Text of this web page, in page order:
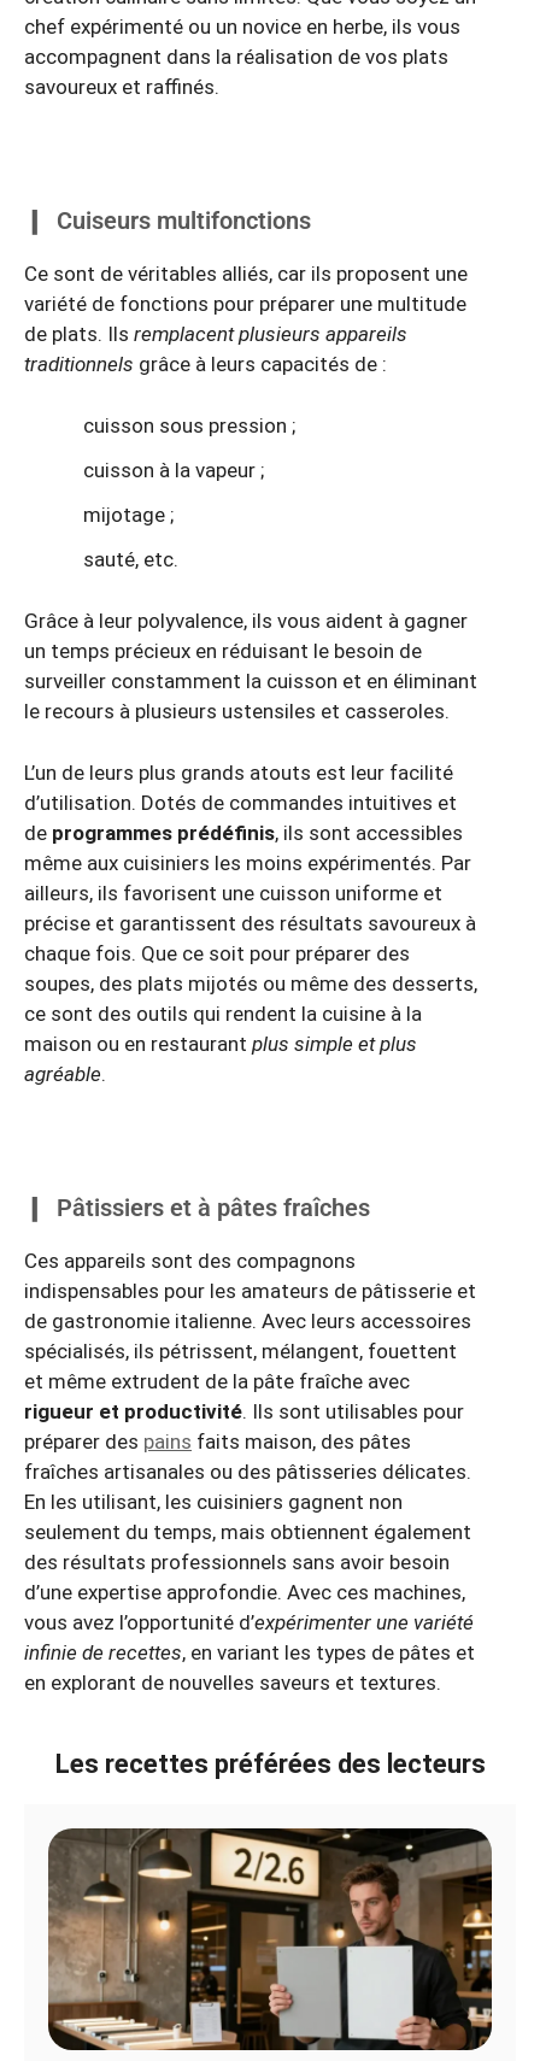
chef expérimenté ou un novice en herbe, ils vous
accompagnent dans la réalisation de vos plats
savoureux et raffinés.
Cuiseurs multifonctions
Ce sont de véritables alliés, car ils proposent une
variété de fonctions pour préparer une multitude
de plats. Ils remplacent plusieurs appareils
traditionnels grâce à leurs capacités de :
cuisson sous pression ;
cuisson à la vapeur ;
mijotage ;
sauté, etc.
Grâce à leur polyvalence, ils vous aident à gagner
un temps précieux en réduisant le besoin de
surveiller constamment la cuisson et en éliminant
le recours à plusieurs ustensiles et casseroles.
L’un de leurs plus grands atouts est leur facilité
d’utilisation. Dotés de commandes intuitives et
de programmes prédéfinis, ils sont accessibles
même aux cuisiniers les moins expérimentés. Par
ailleurs, ils favorisent une cuisson uniforme et
précise et garantissent des résultats savoureux à
chaque fois. Que ce soit pour préparer des
soupes, des plats mijotés ou même des desserts,
ce sont des outils qui rendent la cuisine à la
maison ou en restaurant plus simple et plus
agréable.
Pâtissiers et à pâtes fraîches
Ces appareils sont des compagnons
indispensables pour les amateurs de pâtisserie et
de gastronomie italienne. Avec leurs accessoires
spécialisés, ils pétrissent, mélangent, fouettent
et même extrudent de la pâte fraîche avec
rigueur et productivité. Ils sont utilisables pour
préparer des pains faits maison, des pâtes
fraîches artisanales ou des pâtisseries délicates.
En les utilisant, les cuisiniers gagnent non
seulement du temps, mais obtiennent également
des résultats professionnels sans avoir besoin
d’une expertise approfondie. Avec ces machines,
vous avez l’opportunité d’expérimenter une variété
infinie de recettes, en variant les types de pâtes et
en explorant de nouvelles saveurs et textures.
Les recettes préférées des lecteurs